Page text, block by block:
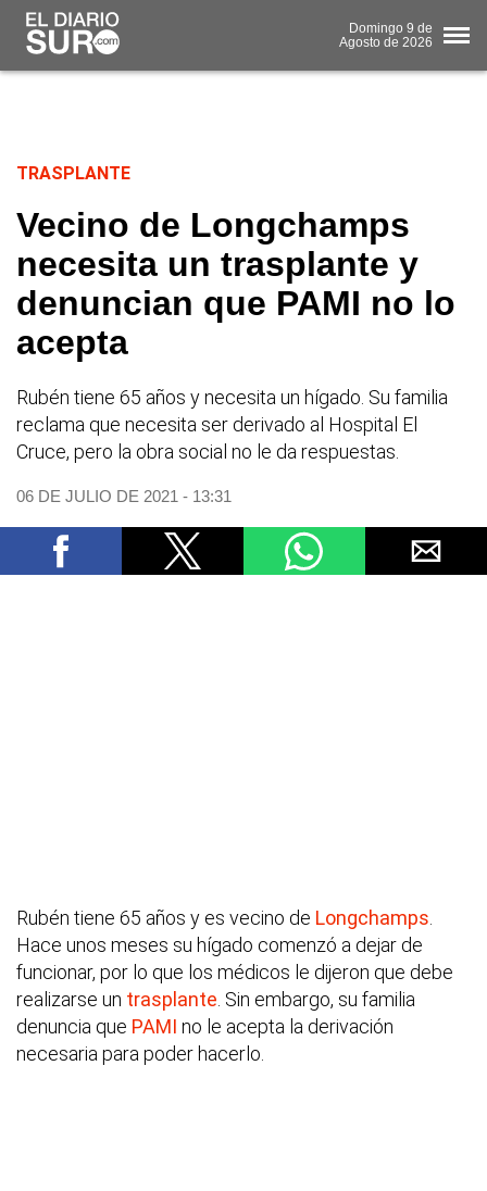
Domingo 9 de
Agosto de 2026
TRASPLANTE
Vecino de Longchamps
necesita un trasplante y
denuncian que PAMI no lo
acepta
Rubén tiene 65 años y necesita un hígado. Su familia
reclama que necesita ser derivado al Hospital El
Cruce, pero la obra social no le da respuestas.
06 DE JULIO DE 2021 - 13:31
Rubén tiene 65 años y es vecino de Longchamps.
Hace unos meses su hígado comenzó a dejar de
funcionar, por lo que los médicos le dijeron que debe
realizarse un trasplante. Sin embargo, su familia
denuncia que PAMI no le acepta la derivación
necesaria para poder hacerlo.